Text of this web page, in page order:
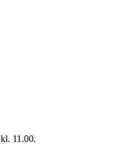
11.00.